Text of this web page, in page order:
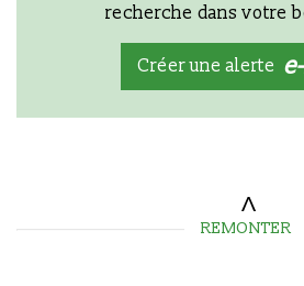
recherche dans votre
Créer une alerte
REMONTER